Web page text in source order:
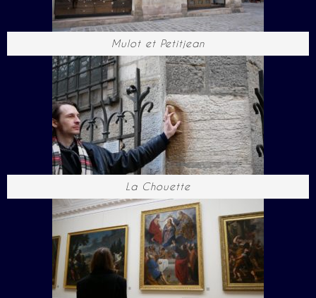
Mulot et Petitjean
La Chouette